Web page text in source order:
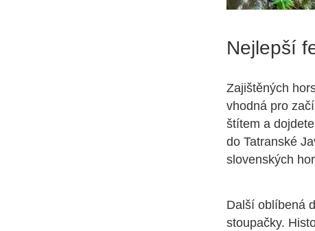
Nejlepší
Zajištěných
vhodná pro
štítem a
do Tatranské
slovenských
Další oblíbená
stoupačky.